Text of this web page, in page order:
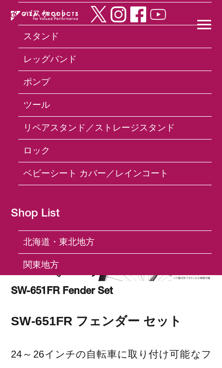
バスケット
スタンド
レッグバンド
ポンプ
ツール
リペアスタンド／ストレージスタンド
ロック
ベビーシート カバー／レインコート
Shop List
北海道・東北地方
関東地方
中部地方
四国地方
Products
Set
SW-651FR Fender Set
SW-651FR フェンダー セット
24～26インチの自転車に取り付け可能なフ